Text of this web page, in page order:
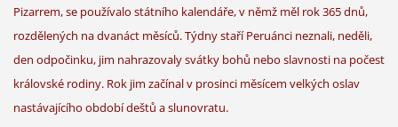
Pizarrem, se používalo státního kalendáře, v němž měl rok 365 dnů,
rozdělených na dvanáct měsíců. Týdny staří Peruánci neznali, neděli,
den odpočinku, jim nahrazovaly svátky bohů nebo slavnosti na počest
královské rodiny. Rok jim začínal v prosinci měsícem velkých oslav
nastávajícího období deštů a slunovratu.